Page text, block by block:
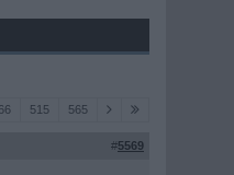
515 565
#5569